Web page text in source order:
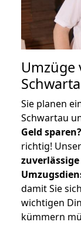
Umzüge
Sie planen
Schwartau
Geld sparen?
richtig!
zuverlässige
damit Sie
wichtigen
kümmern